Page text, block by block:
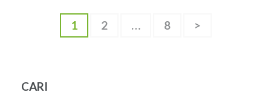
pagination
Page
1 Page
2 … Page
8 >
CARI